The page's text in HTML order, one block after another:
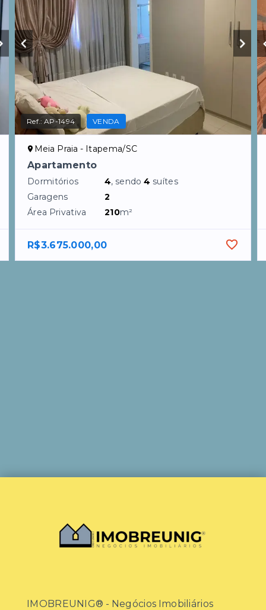
Ref.:AP-1494 VENDA
Meia Praia - Itapema/SC
Apartamento
Dormitórios 4, sendo4 suítes
Garagens
2
Área Privativa
210m²
R$3.675.000,00
IMOBREUNIG® - Negócios Imobiliários